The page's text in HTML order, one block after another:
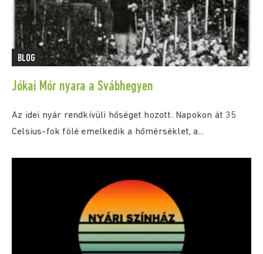
BLOG
Jókai Mór nyara a Svábhegyen
Az idei nyár rendkívüli hőséget hozott. Napokon át 35
Celsius-fok fölé emelkedik a hőmérséklet, a...